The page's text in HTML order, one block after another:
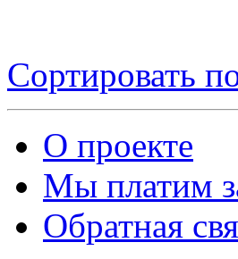
Сортировать
О проекте
Мы платим
Обратная